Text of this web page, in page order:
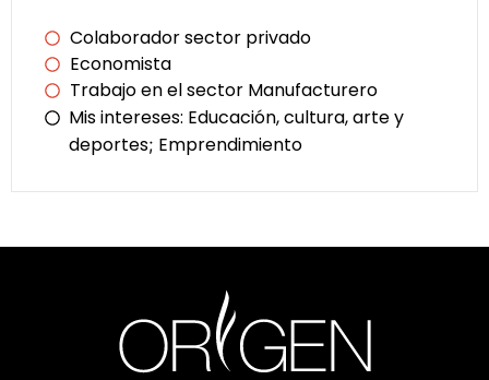
Colaborador sector privado
Economista
Trabajo en el sector Manufacturero
Mis intereses: Educación, cultura, arte y
deportes; Emprendimiento